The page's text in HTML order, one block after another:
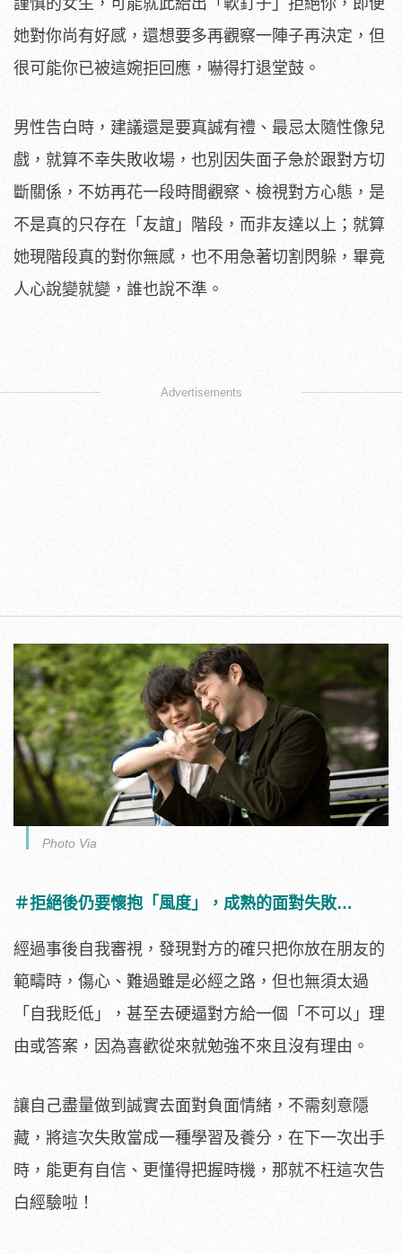
她對你尚有好感，還想要多再觀察一陣子再決定，但
很可能你已被這婉拒回應，嚇得打退堂鼓。
男性告白時，建議還是要真誠有禮、最忌太隨性像兒
戲，就算不幸失敗收場，也別因失面子急於跟對方切
斷關係，不妨再花一段時間觀察、檢視對方心態，是
不是真的只存在「友誼」階段，而非友達以上；就算
她現階段真的對你無感，也不用急著切割閃躲，畢竟
人心說變就變，誰也說不準。
Advertisements
Photo Via
＃拒絕後仍要懷抱「風度」，成熟的面對失敗…
經過事後自我審視，發現對方的確只把你放在朋友的
範疇時，傷心、難過雖是必經之路，但也無須太過
「自我貶低」，甚至去硬逼對方給一個「不可以」理
由或答案，因為喜歡從來就勉強不來且沒有理由。
讓自己盡量做到誠實去面對負面情緒，不需刻意隱
藏，將這次失敗當成一種學習及養分，在下一次出手
時，能更有自信、更懂得把握時機，那就不枉這次告
白經驗啦！